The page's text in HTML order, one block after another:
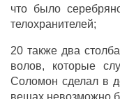
что было
телохранителей;
20 также два
волов, которые
Соломон сделал в
вещах невозможно